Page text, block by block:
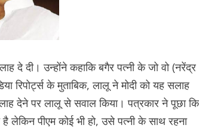
दे दी। उन्होंने कहाकि बगैर पत्नी के जो वो (नरेंद्र
रिपोर्ट्स के मुताबिक, लालू ने मोदी को यह सलाह
देने पर लालू से सवाल किया। पत्रकार ने पूछा कि
लेकिन पीएम कोई भी हो, उसे पत्नी के साथ रहना